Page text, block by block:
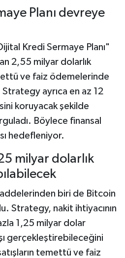
Planı devreye
Kredi Sermaye Planı"
2,55 milyar dolarlık
ve faiz ödemelerinde
Strategy ayrıca en az 12
koruyacak şekilde
Böylece finansal
hedefleniyor.
milyar dolarlık
biri de Bitcoin
Strategy, nakit ihtiyacının
1,25 milyar dolar
gerçekleştirebileceğini
temettü ve faiz